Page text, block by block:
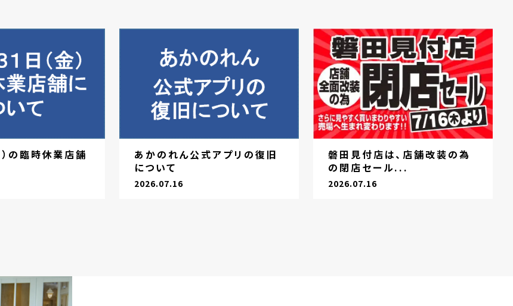
の臨時休業店舗
あかのれん公式アプリの復旧
について
2026.07.16
磐田見付店は、店舗改装の為
の閉店セール...
2026.07.16